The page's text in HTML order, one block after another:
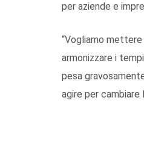
per aziende e
“Vogliamo
armonizzare i
pesa
agire per